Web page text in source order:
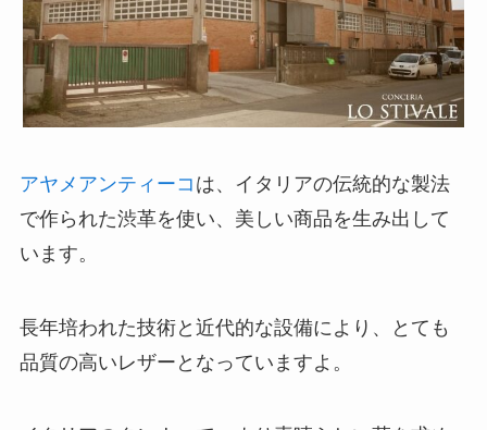
アヤメアンティーコ は、イタリアの伝統的な製法
で作られた渋革を使い、美しい商品を生み出して
います。
長年培われた技術と近代的な設備により、とても
品質の高いレザーとなっていますよ。